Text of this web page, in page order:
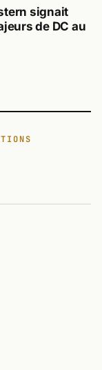
signait
de DC au